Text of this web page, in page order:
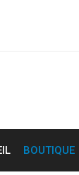
BOUTIQUE